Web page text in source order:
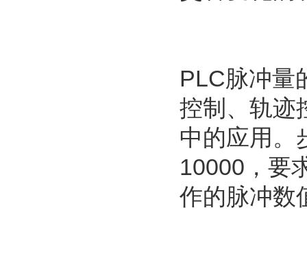
PLC脉冲量
控制、轨迹
中的应用。
10000，要
作的脉冲数